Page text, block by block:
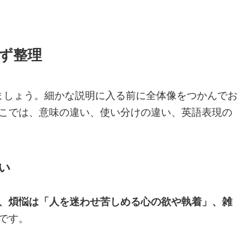
整理
ょう。細かな説明に入る前に全体像をつかんでお
では、意味の違い、使い分けの違い、英語表現の
煩悩は「人を迷わせ苦しめる心の欲や執着」、雑
す。